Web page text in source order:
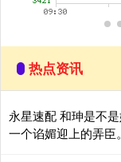
热点资讯
永星速配 和珅是不
一个谄媚迎上的弄臣